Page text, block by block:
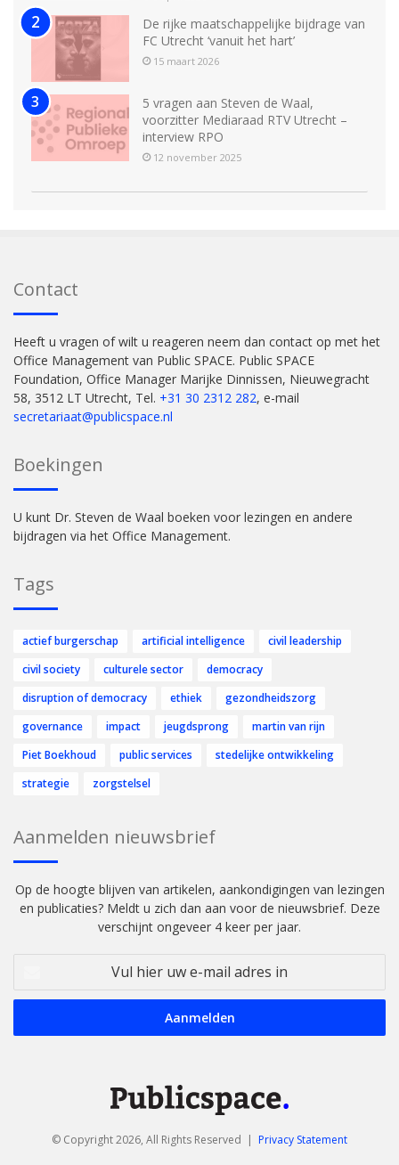
De rijke maatschappelijke bijdrage van
FC Utrecht ‘vanuit het hart’
15 maart 2026
5 vragen aan Steven de Waal,
voorzitter Mediaraad RTV Utrecht –
interview RPO
12 november 2025
Contact
Heeft u vragen of wilt u reageren neem dan contact op met het
Office Management van Public SPACE. Public SPACE
Foundation, Office Manager Marijke Dinnissen, Nieuwegracht
58, 3512 LT Utrecht, Tel. +31 30 2312 282, e-mail
secretariaat@publicspace.nl
Boekingen
U kunt Dr. Steven de Waal boeken voor lezingen en andere
bijdragen via het Office Management.
Tags
actief burgerschap artificial intelligence
civil leadership
civil society
culturele sector
democracy
disruption of democracy
ethiek
gezondheidszorg
governance
impact jeugdsprong
martin van rijn
Piet Boekhoud
public services
stedelijke ontwikkeling
strategie
zorgstelsel
Aanmelden nieuwsbrief
Op de hoogte blijven van artikelen, aankondigingen van lezingen
en publicaties? Meldt u zich dan aan voor de nieuwsbrief. Deze
verschijnt ongeveer 4 keer per jaar.
uw
mail
© Copyright 2026, All Rights Reserved | Privacy Statement